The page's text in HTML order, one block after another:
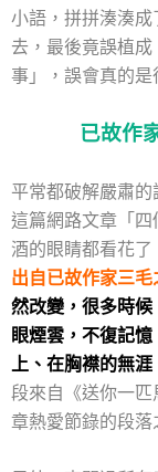
小語，拼拼湊湊
去，最後竟誤植
事」，誤會真的是
已故作
平常都破解嚴肅的
這篇網路文章「
酒的眼睛都看花
出自已故作家三毛
然改變，很多時
眼煙雲，不復記
上、在胸襟的無
段來自《送你一
章熱愛節錄的段落